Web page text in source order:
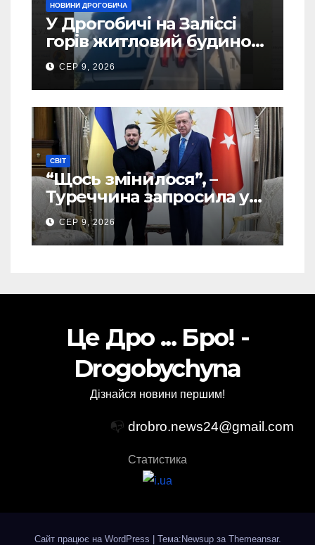
НОВИНИ ДРОГОБИЧА
У Дрогобичі на Заліссі
горів житловий будинок
(Відео)
СЕР 9, 2026
СВІТ
“Щось змінилося”, –
Туреччина запросила у
США дозвіл передати
Україні ATACMS та M270
СЕР 9, 2026
Це Дро ... Бро! -
Drogobychyna
Дізнайся новини першим!
📭 drobro.news24@gmail.com
Статистика
Сайт працює на WordPress Тема:Newsup за Themeansar.